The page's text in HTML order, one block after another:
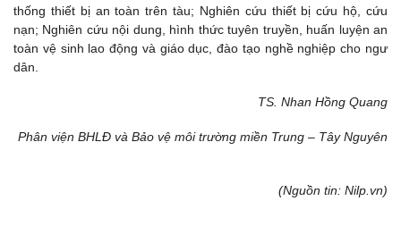
thống thiết bị an toàn trên tàu; Nghiên cứu thiết bị cứu hộ, cứu
nạn; Nghiên cứu nội dung, hình thức tuyên truyền, huấn luyện an
toàn vệ sinh lao động và giáo dục, đào tạo nghề nghiệp cho ngư
dân.
TS. Nhan Hồng Quang
Phân viện BHLĐ và Bảo vệ môi trường miền Trung – Tây Nguyên
(Nguồn tin: Nilp.vn)